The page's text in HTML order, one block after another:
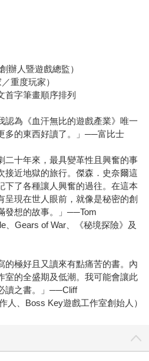
辦人暨遊戲總監）
重度玩家）
字筆畫順序排列
認為《血汗無比的遊戲產業》唯一
多的東西好讀了。」──富比士
二十年來，最具變革性且興奮的事
接近地獄的旅行。傑森．史奈爾這
下了各種讓人興奮的過往。在這本
呈現在世人眼前，就像是秘密的創
發想的故事。」──Tom
、Gears of War、《秘境探險》及
的極好且又讀來有點痛苦的書。內
室的全盛期及低潮。我可能會讓此
讀之書。」──Cliff
人、Boss Key遊戲工作室創始人）